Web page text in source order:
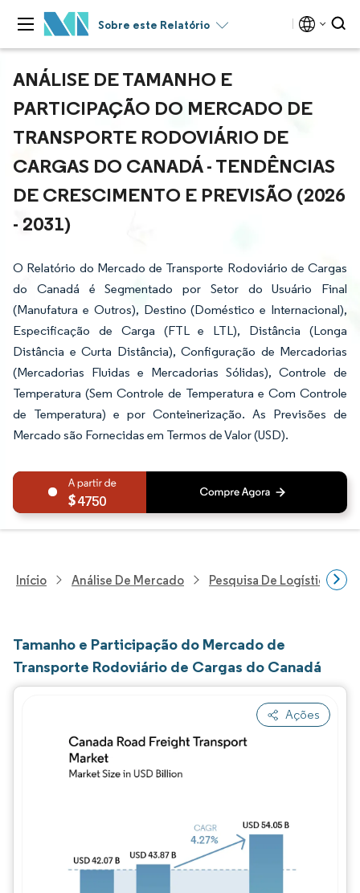
Sobre este Relatório
ANÁLISE DE TAMANHO E
PARTICIPAÇÃO DO MERCADO DE
TRANSPORTE RODOVIÁRIO DE
CARGAS DO CANADÁ - TENDÊNCIAS
DE CRESCIMENTO E PREVISÃO (2026
- 2031)
O Relatório do Mercado de Transporte Rodoviário de Cargas
do Canadá é Segmentado por Setor do Usuário Final
(Manufatura e Outros), Destino (Doméstico e Internacional),
Especificação de Carga (FTL e LTL), Distância (Longa
Distância e Curta Distância), Configuração de Mercadorias
(Mercadorias Fluidas e Mercadorias Sólidas), Controle de
Temperatura (Sem Controle de Temperatura e Com Controle
de Temperatura) e por Conteinerização. As Previsões de
Mercado são Fornecidas em Termos de Valor (USD).
4750
Início Análise De Mercado Pesquisa De Logística
Tamanho e Participação do Mercado de
Transporte Rodoviário de Cargas do Canadá
Ações